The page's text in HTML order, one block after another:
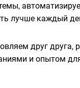
лучше каждый
друг
и опытом